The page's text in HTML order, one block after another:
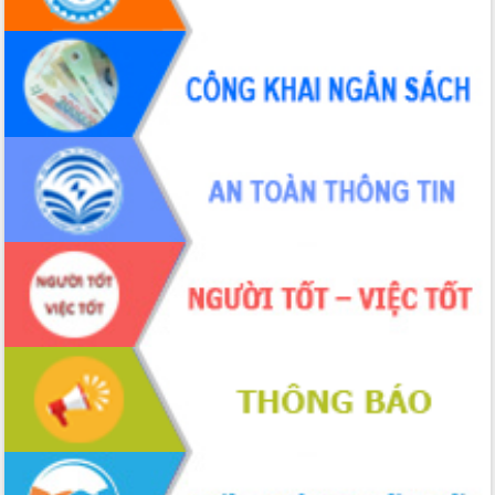
Tháo gỡ những vướng mắc, đẩy mạnh
công tác cải cách thủ tục hành chính
tại Trung tâm Phục vụ hành chính
công tỉnh
Đắk Lắk: Tôn vinh 46 giải pháp tại Hội
thi Sáng tạo Kỹ thuật 2024 - 2025
Đắk Lắk rà soát, điều chỉnh Đề án 190
về phát triển nuôi trồng thủy sản
Phó Chủ tịch UBND tỉnh Đắk Lắk
Trương Công Thái kiểm tra thực địa
Dự án cao tốc Khánh Hòa - Buôn Ma
Thuột
Định vị cà phê Việt Nam như một “di
sản sống” trong dòng chảy toàn cầu
Xây dựng nông thôn mới: Nâng cao đời
sống người dân từ những mô hình thiết
thực
Quyết liệt tháo gỡ vướng mắc, đẩy
nhanh tiến độ các dự án trọng điểm
trong Khu kinh tế Nam Phú Yên